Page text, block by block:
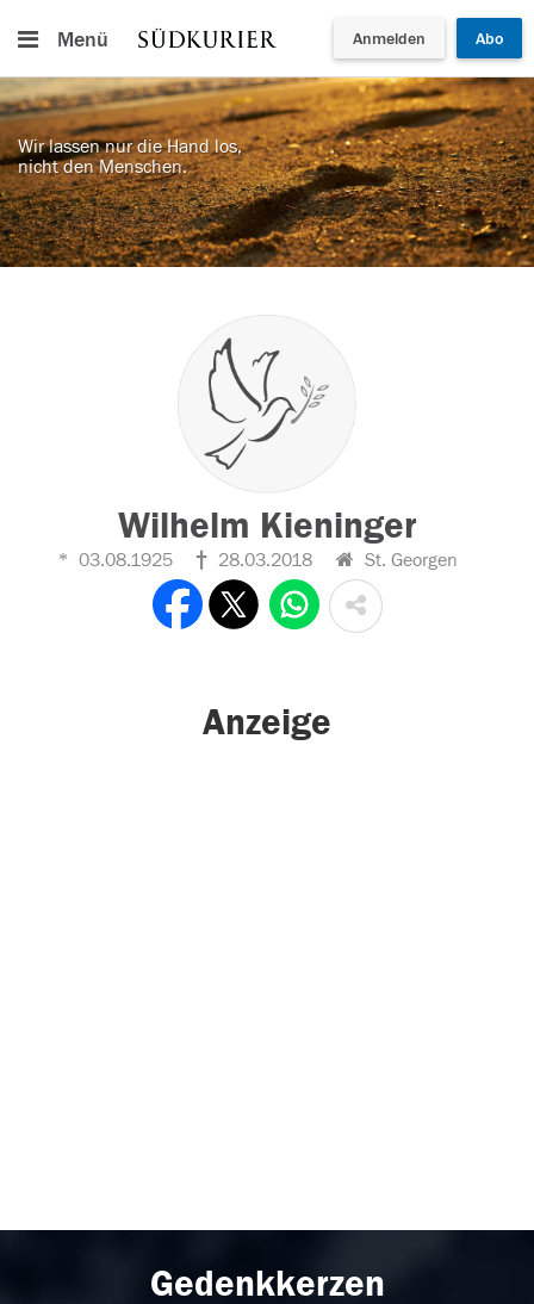
Menü Anmelden Abo
Wir lassen nur die Hand los,
nicht den Menschen.
Wilhelm Kieninger
03.08.1925 28.03.2018 St. Georgen
Anzeige
Gedenkkerzen